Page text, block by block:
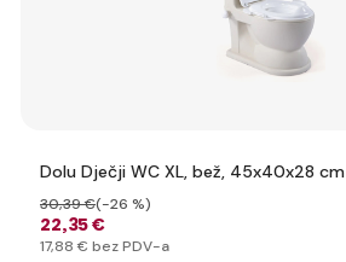
Dolu Dječji WC XL, bež, 45x40x28 cm
22,35 €
30,39 €(-26 %)
17,88 € bez PDV-a